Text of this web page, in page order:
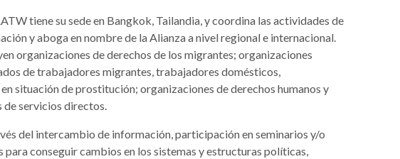
tiene su sede en Bangkok, Tailandia, y coordina las actividades de
y aboga en nombre de la Alianza a nivel regional e internacional.
organizaciones de derechos de los migrantes; organizaciones
de trabajadores migrantes, trabajadores domésticos,
situación de prostitución; organizaciones de derechos humanos y
de servicios directos.
del intercambio de información, participación en seminarios y/o
conseguir cambios en los sistemas y estructuras políticas,